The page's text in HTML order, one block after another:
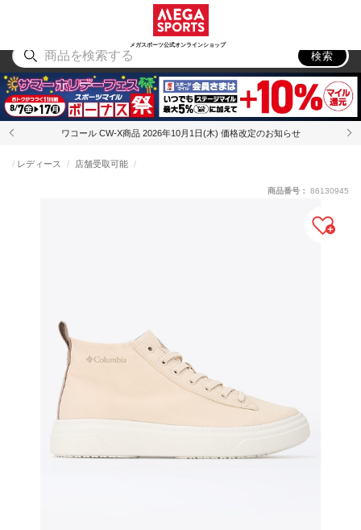
メガスポーツ公式オンラインショップ
アウトドア
検索
ワコール CW-X商品 2026年10月1日(木) 価格改定のお知らせ
レディース 店舗受取可能
商品番号： 86130945